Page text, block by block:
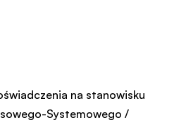
na stanowisku
Systemowego /